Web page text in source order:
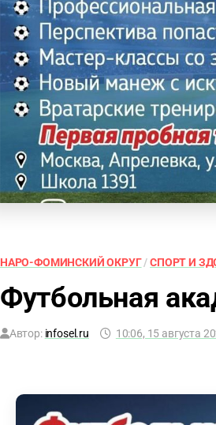
НАРО-ФОМИНСКИЙ ОКРУГ/СПОРТ И
Футбольная
Автор: infosel.ru 10:06, 15 августа